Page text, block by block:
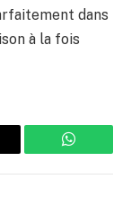
dans
à la fois